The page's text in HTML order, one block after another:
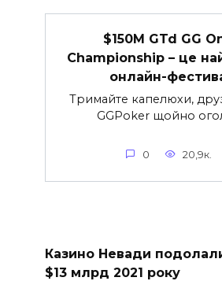
$150M GTd GG
Championship – це
онлайн-
Тримайте капелюхи,
GGPoker щойно
0 20,9к.
Казино Невади
$13 млрд 2021 року